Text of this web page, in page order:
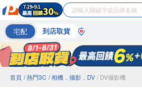
宅配 到店取貨
首頁 / 熱門3C / 相機．攝影．DV / DV攝影機